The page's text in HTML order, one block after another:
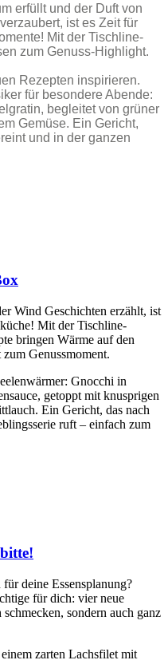
erfüllt und der Duft von
ist es Zeit für
Mit der Tischline-
zum Genuss-Highlight.
Rezepten inspirieren.
für besondere Abende:
begleitet von grüner
Gemüse. Ein Gericht,
und in der ganzen
Wind Geschichten erzählt, ist
Mit der Tischline-
bringen Wärme auf den
Genussmoment.
Gnocchi in
getoppt mit knusprigen
Ein Gericht, das nach
ruft – einfach zum
deine Essensplanung?
für dich: vier neue
sondern auch ganz
zarten Lachsfilet mit